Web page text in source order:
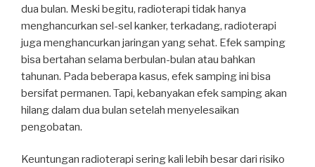
dua bulan. Meski begitu, radioterapi tidak hanya
menghancurkan sel-sel kanker, terkadang, radioterapi
juga menghancurkan jaringan yang sehat. Efek samping
bisa bertahan selama berbulan-bulan atau bahkan
tahunan. Pada beberapa kasus, efek samping ini bisa
bersifat permanen. Tapi, kebanyakan efek samping akan
hilang dalam dua bulan setelah menyelesaikan
pengobatan.
Keuntungan radioterapi sering kali lebih besar dari risiko